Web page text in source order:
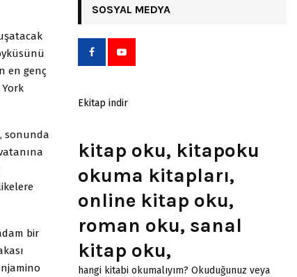
en genç
sonunda
bir
SOSYAL MEDYA
Ekitap indir
kitap oku, kitapoku
okuma kitapları,
online kitap oku,
roman oku, sanal
kitap oku,
hangi kitabi okumalıyım? Okuduğunuz veya